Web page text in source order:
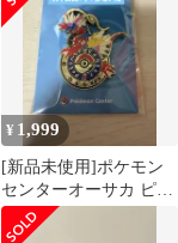
¥ 1,999
[新品未使用]ポケモン
センターオーサカ ピン
バッジ